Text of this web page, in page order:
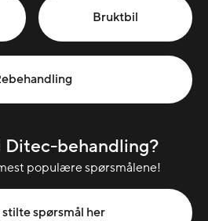
Bruktbil
Ditec-behandling?
populære spørsmålene!
spørsmål her